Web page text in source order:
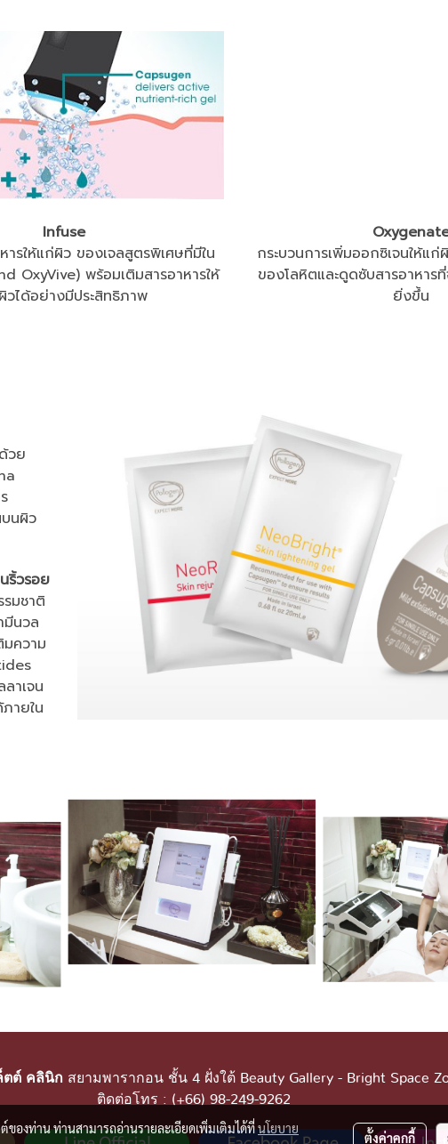
Infuse
ารให้แก่ผิว ของเจลสูตรพิเศษที่มีใน
OxyVive) พร้อมเติมสารอาหารให้
วได้อย่างมีประสิทธิภาพ
กระบวนการเพิ่มออกซิเจนให้แก่
ของโลหิตและดูดซับสารอาหาร
ยิ่งขึ้น
ด้วย
นผิว
ริ้วรอย
มชาติ
มีนวล
ความ
าเจน
ายใน
ตต์ คลินิก สยามพารากอน ชั้น 4 ฝั่งใต้ Beauty Gallery - Bright Space
ติดต่อโทร : (+66) 98-249-9262
ของท่าน ท่านสามารถอ่านรายละเอียดเพิ่มเติมได้ที่นโยบาย
ตั้งค่าคุกกี้